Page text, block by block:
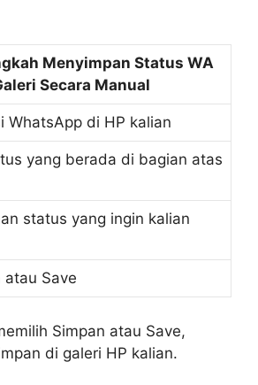
Menyimpan Status WA
Secara Manual
WhatsApp di HP kalian
yang berada di bagian atas
status yang ingin kalian
atau Save
Simpan atau Save,
di galeri HP kalian.